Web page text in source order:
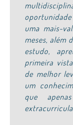
uma mais-
meses, além
estudo,
primeira
de melhor
um
que